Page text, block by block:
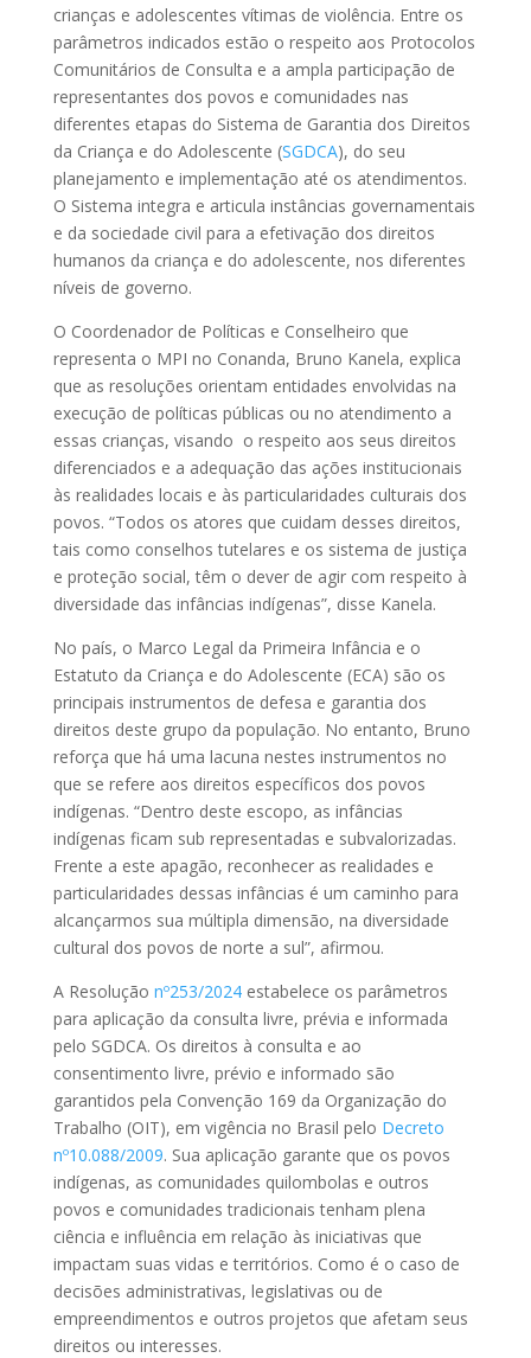
crianças e adolescentes vítimas de violência. Entre os
parâmetros indicados estão o respeito aos Protocolos
Comunitários de Consulta e a ampla participação de
representantes dos povos e comunidades nas
diferentes etapas do Sistema de Garantia dos Direitos
da Criança e do Adolescente (SGDCA), do seu
planejamento e implementação até os atendimentos.
O Sistema integra e articula instâncias governamentais
e da sociedade civil para a efetivação dos direitos
humanos da criança e do adolescente, nos diferentes
níveis de governo.
O Coordenador de Políticas e Conselheiro que
representa o MPI no Conanda, Bruno Kanela, explica
que as resoluções orientam entidades envolvidas na
execução de políticas públicas ou no atendimento a
essas crianças, visando o respeito aos seus direitos
diferenciados e a adequação das ações institucionais
às realidades locais e às particularidades culturais dos
povos. “Todos os atores que cuidam desses direitos,
tais como conselhos tutelares e os sistema de justiça
e proteção social, têm o dever de agir com respeito à
diversidade das infâncias indígenas”, disse Kanela.
No país, o Marco Legal da Primeira Infância e o
Estatuto da Criança e do Adolescente (ECA) são os
principais instrumentos de defesa e garantia dos
direitos deste grupo da população. No entanto, Bruno
reforça que há uma lacuna nestes instrumentos no
que se refere aos direitos específicos dos povos
indígenas. “Dentro deste escopo, as infâncias
indígenas ficam sub representadas e subvalorizadas.
Frente a este apagão, reconhecer as realidades e
particularidades dessas infâncias é um caminho para
alcançarmos sua múltipla dimensão, na diversidade
cultural dos povos de norte a sul”, afirmou.
A Resolução nº253/2024estabelece os parâmetros
para aplicação da consulta livre, prévia e informada
pelo SGDCA. Os direitos à consulta e ao
consentimento livre, prévio e informado são
garantidos pela Convenção 169 da Organização do
Trabalho (OIT), em vigência no Brasil pelo Decreto
nº10.088/2009. Sua aplicação garante que os povos
indígenas, as comunidades quilombolas e outros
povos e comunidades tradicionais tenham plena
ciência e influência em relação às iniciativas que
impactam suas vidas e territórios. Como é o caso de
decisões administrativas, legislativas ou de
empreendimentos e outros projetos que afetam seus
direitos ou interesses.